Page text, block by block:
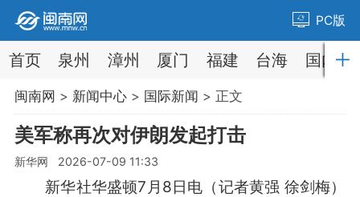
PC版
首页 泉州 漳州 厦门 福建 台海 国内
闽南网 > 新闻中心> 国际新闻 > 正文
美军称再次对伊朗发起打击
新华网 2026-07-09 11:33
新华社华盛顿7月8日电（记者黄强 徐剑梅）